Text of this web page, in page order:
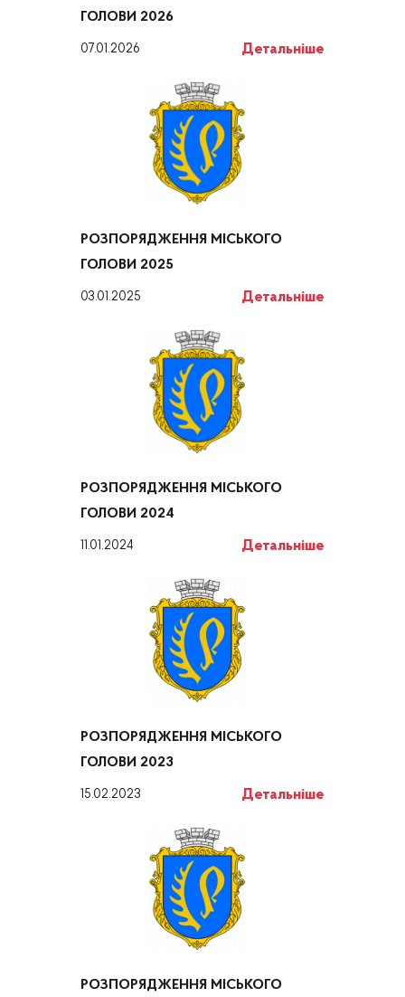
ГОЛОВИ 2026
07.01.2026 Детальніше
РОЗПОРЯДЖЕННЯ МІСЬКОГО
ГОЛОВИ 2025
03.01.2025 Детальніше
РОЗПОРЯДЖЕННЯ МІСЬКОГО
ГОЛОВИ 2024
11.01.2024 Детальніше
РОЗПОРЯДЖЕННЯ МІСЬКОГО
ГОЛОВИ 2023
15.02.2023 Детальніше
РОЗПОРЯДЖЕННЯ МІСЬКОГО